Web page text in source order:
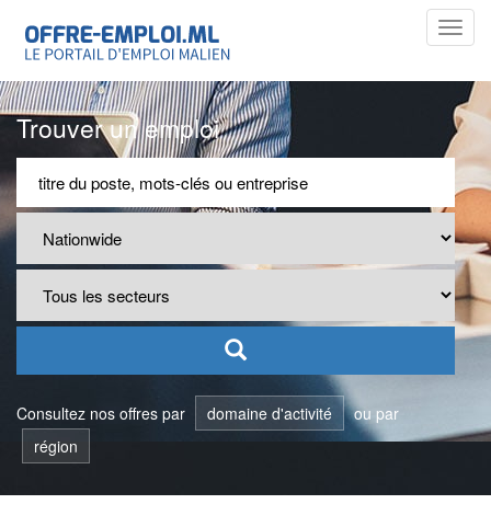
Trouver un emploi
Consultez nos offres par domaine d'activité
ou par
région